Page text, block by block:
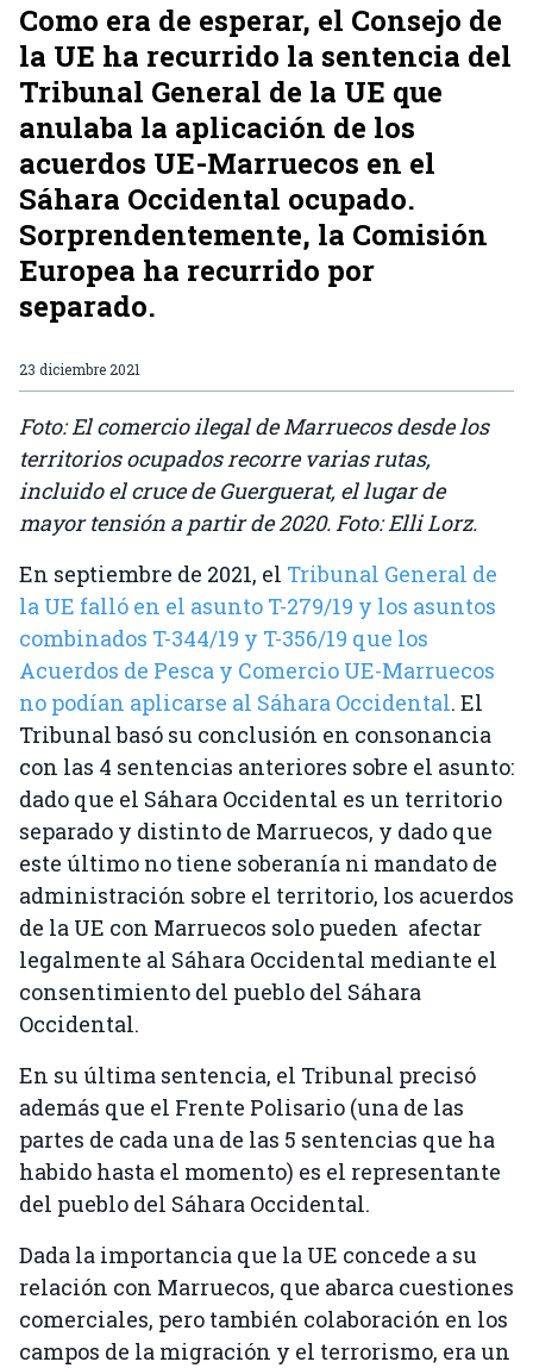
Como era de esperar, el Consejo de
la UE ha recurrido la sentencia del
Tribunal General de la UE que
anulaba la aplicación de los
acuerdos UE-Marruecos en el
Sáhara Occidental ocupado.
Sorprendentemente, la Comisión
Europea ha recurrido por
separado.
23 diciembre 2021
Foto: El comercio ilegal de Marruecos desde los
territorios ocupados recorre varias rutas,
incluido el cruce de Guerguerat, el lugar de
mayor tensión a partir de 2020. Foto: Elli Lorz.
En septiembre de 2021, el Tribunal General de
la UE falló en el asunto T-279/19 y los asuntos
combinados T-344/19 y T-356/19 que los
Acuerdos de Pesca y Comercio UE-Marruecos
no podían aplicarse al Sáhara Occidental. El
Tribunal basó su conclusión en consonancia
con las 4 sentencias anteriores sobre el asunto:
dado que el Sáhara Occidental es un territorio
separado y distinto de Marruecos, y dado que
este último no tiene soberanía ni mandato de
administración sobre el territorio, los acuerdos
de la UE con Marruecos solo pueden afectar
legalmente al Sáhara Occidental mediante el
consentimiento del pueblo del Sáhara
Occidental.
En su última sentencia, el Tribunal precisó
además que el Frente Polisario (una de las
partes de cada una de las 5 sentencias que ha
habido hasta el momento) es el representante
del pueblo del Sáhara Occidental.
Dada la importancia que la UE concede a su
relación con Marruecos, que abarca cuestiones
comerciales, pero también colaboración en los
campos de la migración y el terrorismo, era un